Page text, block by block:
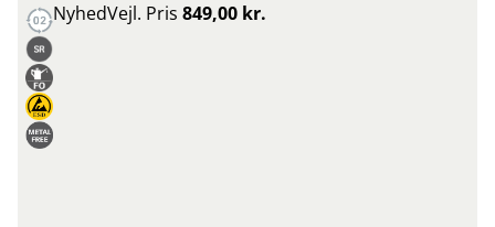
NyhedVejl. Pris 849,00 kr.